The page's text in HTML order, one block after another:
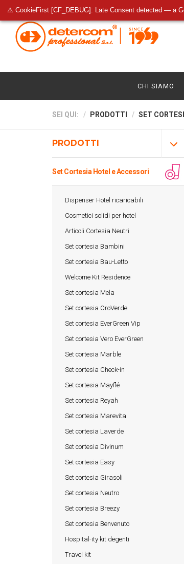
⚠ CookieFirst [CF_DEBUG]: Late Consent detected — a
CHI SIAMO
SEI QUI: PRODOTTI SET
PRODOTTI
Set Cortesia Hotel e Accessori
Dispenser Hotel ricaricabili
Cosmetici solidi per hotel
Articoli Cortesia Neutri
Set cortesia Bambini
Set cortesia Bau-Letto
Welcome Kit Residence
Set cortesia Mela
Set cortesia OroVerde
Set cortesia EverGreen Vip
Set cortesia Vero EverGreen
Set cortesia Marble
Set cortesia Check-in
Set cortesia Mayflé
Set cortesia Reyah
Set cortesia Marevita
Set cortesia Laverde
Set cortesia Divinum
Set cortesia Easy
Set cortesia Girasoli
Set cortesia Neutro
Set cortesia Breezy
Set cortesia Benvenuto
Hospital-ity kit degenti
Travel kit